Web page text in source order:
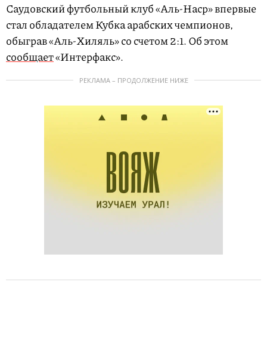
Саудовский футбольный клуб «Аль-Наср» впервые
стал обладателем Кубка арабских чемпионов,
обыграв «Аль-Хиляль» со счетом 2:1. Об этом
сообщает«Интерфакс».
РЕКЛАМА – ПРОДОЛЖЕНИЕ НИЖЕ